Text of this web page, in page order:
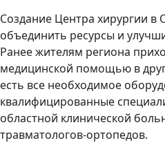
Создание Центра хирургии в
объединить ресурсы и
Ранее жителям региона
медицинской помощью в
есть все необходимое
квалифицированные
областной клинической
травматологов-ортопедов.